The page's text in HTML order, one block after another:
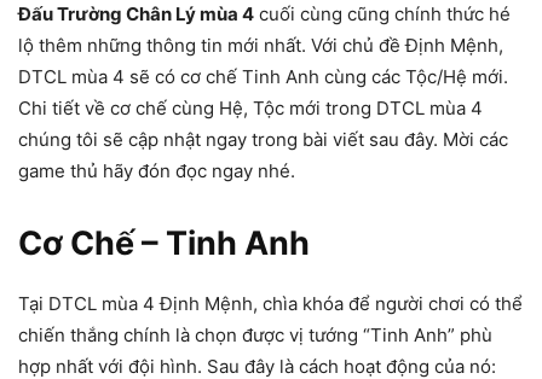
Đấu Trường Chân Lý mùa 4 cuối cùng cũng chính thức hé
lộ thêm những thông tin mới nhất. Với chủ đề Định Mệnh,
DTCL mùa 4 sẽ có cơ chế Tinh Anh cùng các Tộc/Hệ mới.
Chi tiết về cơ chế cùng Hệ, Tộc mới trong DTCL mùa 4
chúng tôi sẽ cập nhật ngay trong bài viết sau đây. Mời các
game thủ hãy đón đọc ngay nhé.
Cơ Chế – Tinh Anh
Tại DTCL mùa 4 Định Mệnh, chìa khóa để người chơi có thể
chiến thắng chính là chọn được vị tướng “Tinh Anh” phù
hợp nhất với đội hình. Sau đây là cách hoạt động của nó: